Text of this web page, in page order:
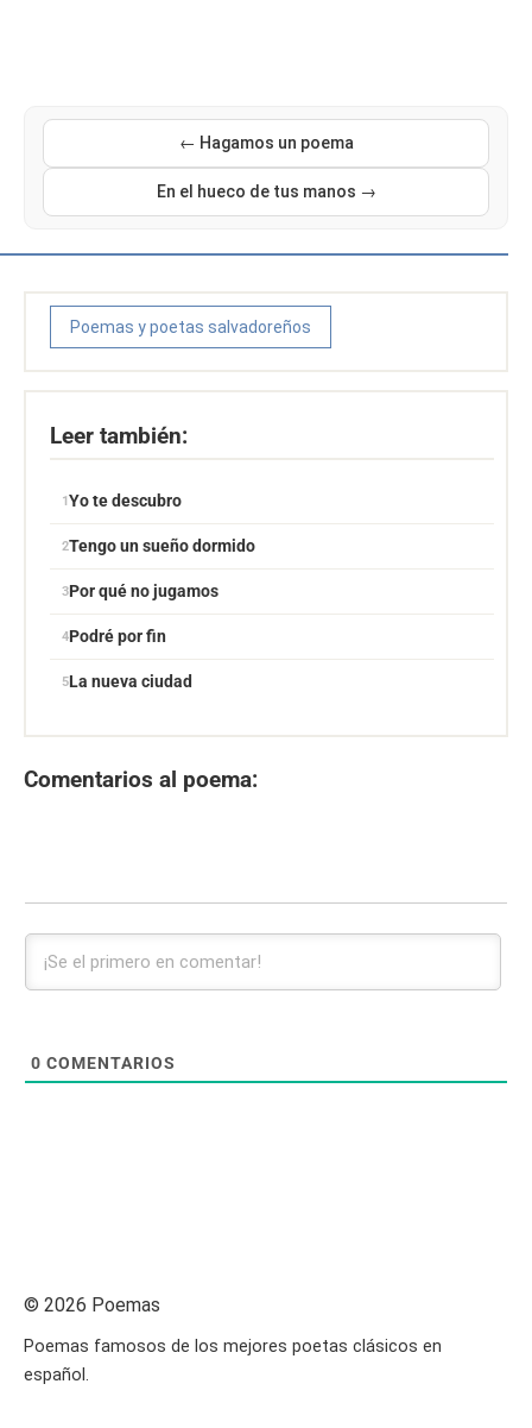
← Hagamos un poema
En el hueco de tus manos →
Poemas y poetas salvadoreños
Leer también:
Yo te descubro
Tengo un sueño dormido
Por qué no jugamos
Podré por fin
La nueva ciudad
Comentarios al poema:
0 COMENTARIOS
© 2026 Poemas
Poemas famosos de los mejores poetas clásicos en
español.